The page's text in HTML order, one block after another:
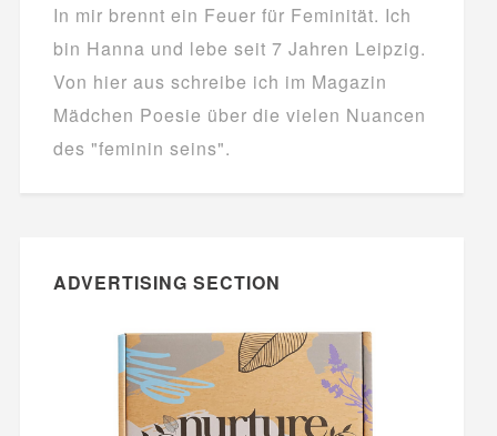
In mir brennt ein Feuer für Feminität. Ich
bin Hanna und lebe seit 7 Jahren Leipzig.
Von hier aus schreibe ich im Magazin
Mädchen Poesie über die vielen Nuancen
des "feminin seins".
ADVERTISING SECTION